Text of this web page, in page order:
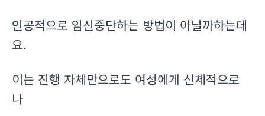
인공적으로 임신중단하는 방법이 아닐까하는데
요.
이는 진행 자체만으로도 여성에게 신체적으로
나